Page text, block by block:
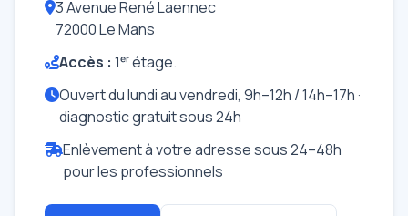
3 Avenue René Laennec
72000 Le Mans
Accès : 1ᵉʳ étage.
Ouvert du lundi au vendredi, 9h–12h / 14h–17h ·
diagnostic gratuit sous 24h
Enlèvement à votre adresse sous 24–48h
pour les professionnels